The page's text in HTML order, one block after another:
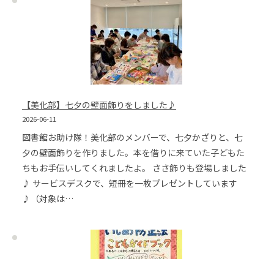
【美化部】七夕の壁面飾りをしました♪
2026-06-11
図書館お助け隊！美化部のメンバーで、七夕かざりと、七
夕の壁面飾りを作りました。本を借りに来ていた子どもた
ちもお手伝いしてくれましたよ。 ささ飾りも登場しました
♪ サービスデスクで、短冊を一枚プレゼントしています
♪（対象は…